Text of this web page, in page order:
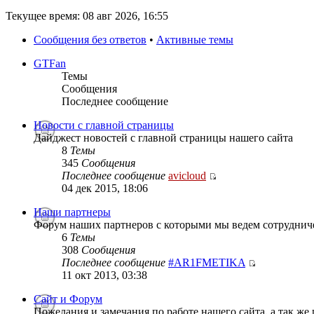
Текущее время: 08 авг 2026, 16:55
Сообщения без ответов • Активные темы
GTFan
Темы
Сообщения
Последнее сообщение
Новости с главной страницы
Дайджест новостей с главной страницы нашего сайта
8 Темы
345 Сообщения
Последнее сообщение avicloud
04 дек 2015, 18:06
Наши партнеры
Форум наших партнеров с которыми мы ведем
6 Темы
308 Сообщения
Последнее сообщение #AR1FMETIKA
11 окт 2013, 03:38
Сайт и Форум
Пожелания и замечания по работе нашего сайта, а так